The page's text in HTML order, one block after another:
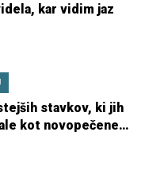
kar vidim jaz
stavkov, ki jih
kot novopečene